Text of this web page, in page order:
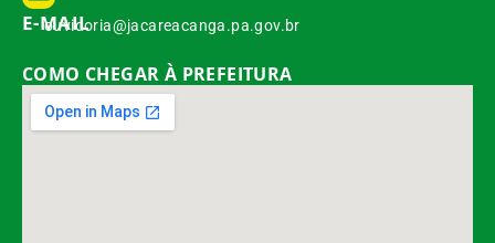
E-MAIL
ouvidoria@jacareacanga.pa.gov.br
COMO CHEGAR À PREFEITURA